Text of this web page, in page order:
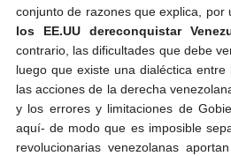
conjunto de razones que explica, por
los EE.UU dereconquistar
contrario, las dificultades que debe
luego que existe una dialéctica entre
las acciones de la derecha
y los errores y limitaciones de
aquí- de modo que es imposible
revolucionarias venezolanas